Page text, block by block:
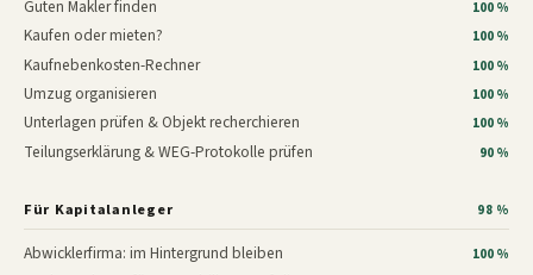
Guten Makler finden 100 %
Kaufen oder mieten? 100 %
Kaufnebenkosten-Rechner 100 %
Umzug organisieren 100 %
Unterlagen prüfen & Objekt recherchieren 100 %
Teilungserklärung & WEG-Protokolle prüfen 90 %
Für Kapitalanleger 98 %
Abwicklerfirma: im Hintergrund bleiben 100 %